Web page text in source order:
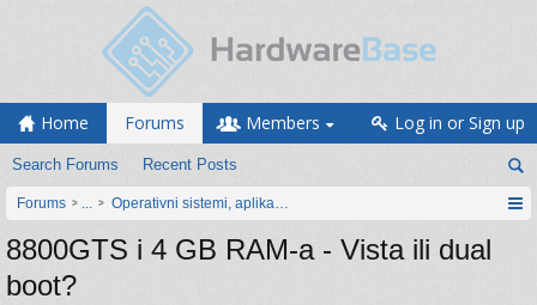
Home Forums
Search Forums Recent Posts
Members Log in or Sign up
Forums ... Operativni sistemi, aplikacije i programiranje
8800GTS i 4 GB RAM-a - Vista ili dual
boot?